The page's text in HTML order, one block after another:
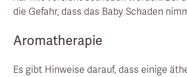
die Gefahr, dass das Baby Schaden
Aromatherapie
Es gibt Hinweise darauf, dass einige